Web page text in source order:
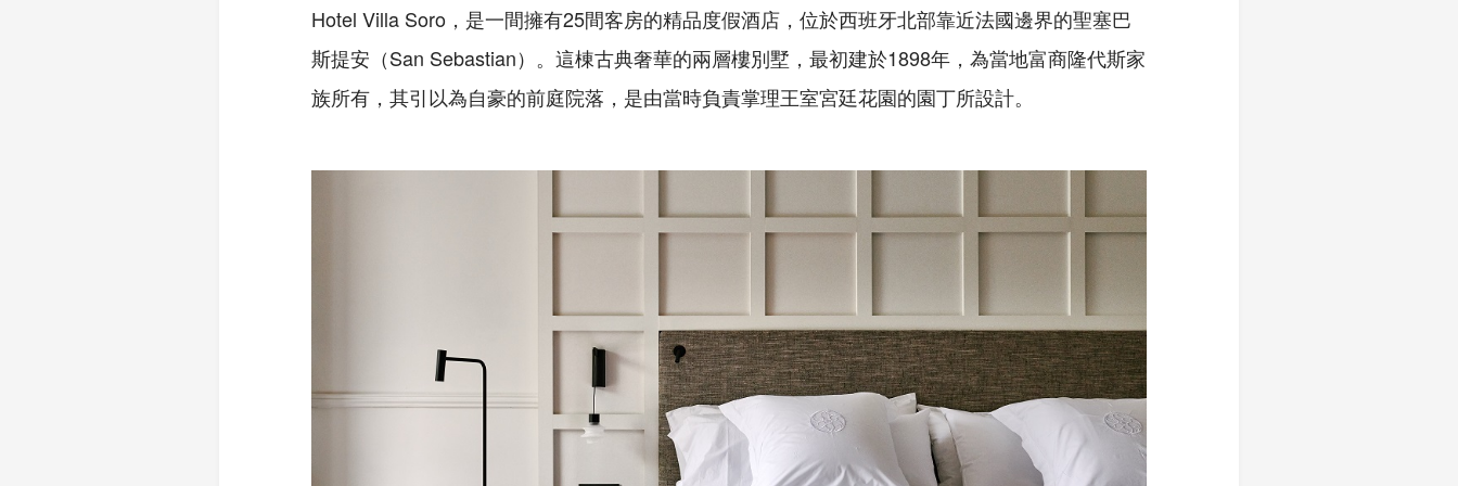
Hotel Villa Soro，是一間擁有25間客房的精品度假酒店，位於西班牙北部靠近法國邊界的聖塞巴
斯提安（San Sebastian）。這棟古典奢華的兩層樓別墅，最初建於1898年，為當地富商隆代斯家
族所有，其引以為自豪的前庭院落，是由當時負責掌理王室宮廷花園的園丁所設計。